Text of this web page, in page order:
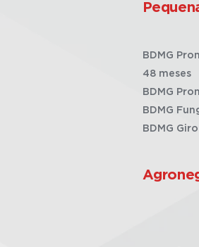
BDMG
48 meses
BDMG
BDMG
BDMG Giro